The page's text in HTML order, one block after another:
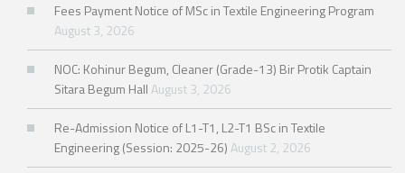
Fees Payment Notice of MSc in Textile Engineering Program
August 3, 2026
NOC: Kohinur Begum, Cleaner (Grade-13) Bir Protik Captain
Sitara Begum HallAugust 3, 2026
Re-Admission Notice of L1-T1, L2-T1 BSc in Textile
Engineering (Session: 2025-26)August 2, 2026